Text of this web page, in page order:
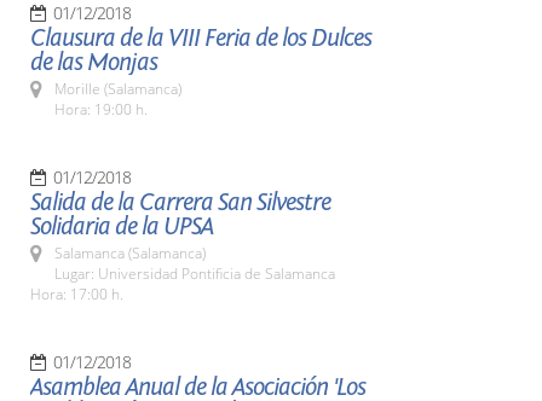
01/12/2018
Clausura de la VIII Feria de los Dulces
de las Monjas
Morille (Salamanca)
Hora: 19:00 h.
01/12/2018
Salida de la Carrera San Silvestre
Solidaria de la UPSA
Salamanca (Salamanca)
Lugar: Universidad Pontificia de Salamanca
Hora: 17:00 h.
01/12/2018
Asamblea Anual de la Asociación 'Los